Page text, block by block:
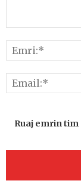
Ruaj emrin